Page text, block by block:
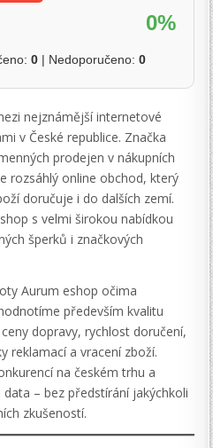
0%
0 | Nedoporučeno:0
nejznámější internetové
v České republice. Značka
prodejen v nákupních
rozsáhlý online obchod, který
doručuje i do dalších zemí.
s velmi širokou nabídkou
šperků i značkových
Aurum eshop očima
především kvalitu
dopravy, rychlost doručení,
reklamací a vracení zboží.
na českém trhu a
– bez předstírání jakýchkoli
zkušeností.